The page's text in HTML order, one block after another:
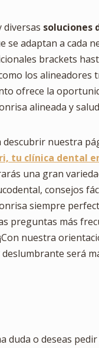
diversas soluciones
se adaptan a cada
brackets
los alineadores
ofrece la
alineada y
descubrir nuestra
tu clínica dental
una gran
consejos
siempre
preguntas más
nuestra
será
duda o deseas